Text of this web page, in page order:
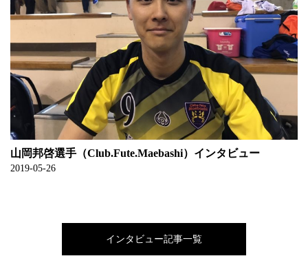
山岡邦啓選手（Club.Fute.Maebashi）インタビュー
2019-05-26
インタビュー記事一覧